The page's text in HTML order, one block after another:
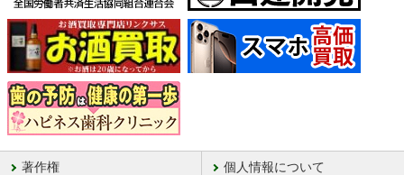
著作権 個人情報について